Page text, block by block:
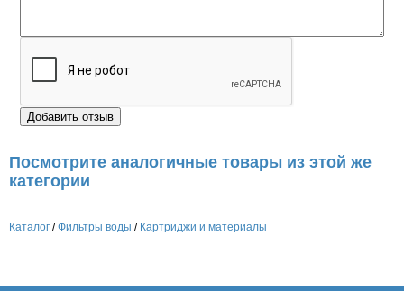
Посмотрите аналогичные товары из этой же
категории
Каталог /Фильтры воды / Картриджи и материалы